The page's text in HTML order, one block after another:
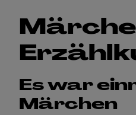
Es war
Märchen